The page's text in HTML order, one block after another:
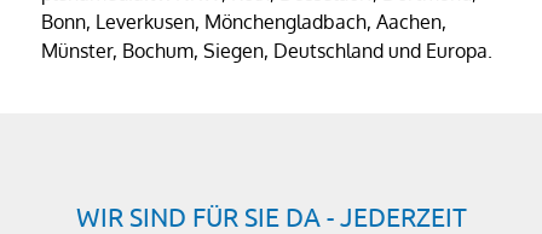
Bonn, Leverkusen, Mönchengladbach, Aachen,
Münster, Bochum, Siegen, Deutschland und Europa.
WIR SIND FÜR SIE DA - JEDERZEIT